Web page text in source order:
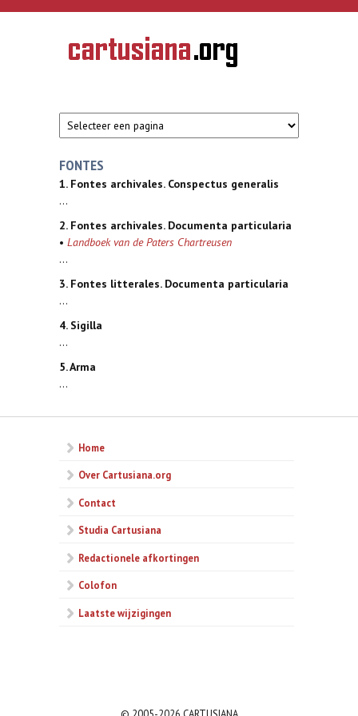
Overslaan en naar de inhoud gaan
CARTUSIANA
Geschiedenis
van de
FONTES
1. Fontes archivales. Conspectus generalis
...
2. Fontes archivales. Documenta particularia
• Landboek van de Paters Chartreusen
...
3. Fontes litterales. Documenta particularia
...
4. Sigilla
...
5. Arma
...
Home
Over Cartusiana.org
Contact
Studia Cartusiana
Redactionele afkortingen
Colofon
Laatste wijzigingen
© 2005-2026 CARTUSIANA